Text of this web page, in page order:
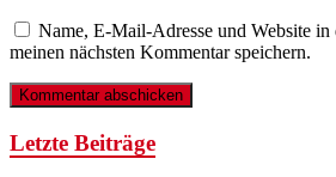
Name, E-Mail-Adresse und Website
meinen nächsten Kommentar speichern.
Letzte Beiträge